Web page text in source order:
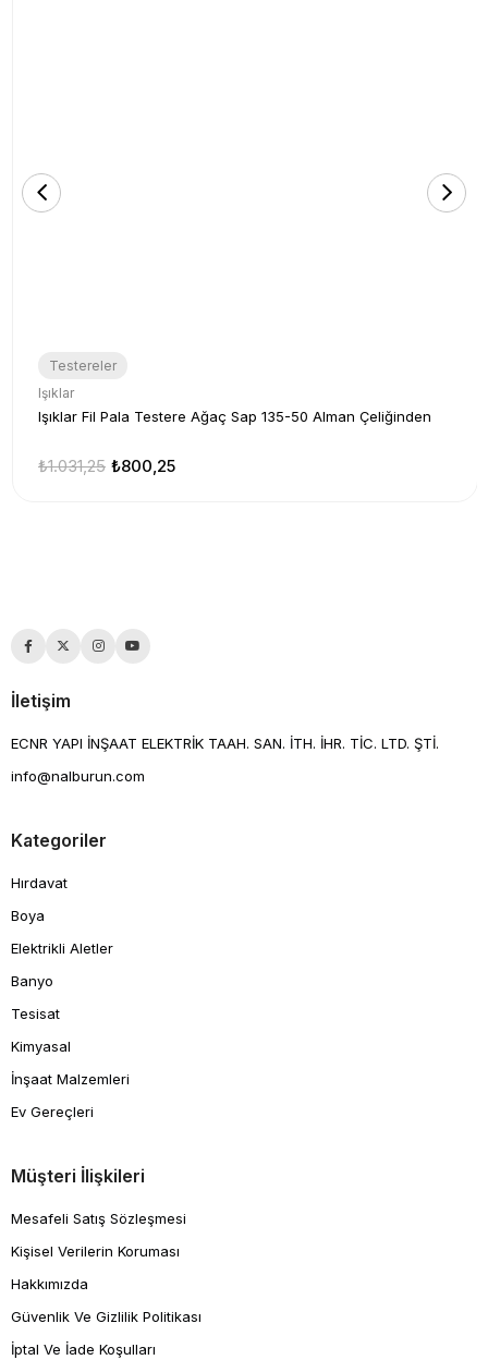
Testereler
Işıklar
Işıklar Fil Pala Testere Ağaç Sap 135-50 Alman Çeliğinden
₺800,25
₺1.031,25
İletişim
ECNR YAPI İNŞAAT ELEKTRİK TAAH. SAN. İTH. İHR. TİC. LTD. ŞTİ.
info@nalburun.com
Kategoriler
Hırdavat
Boya
Elektrikli Aletler
Banyo
Tesisat
Kimyasal
İnşaat Malzemleri
Ev Gereçleri
Müşteri İlişkileri
Mesafeli Satış Sözleşmesi
Kişisel Verilerin Koruması
Hakkımızda
Güvenlik Ve Gizlilik Politikası
İptal Ve İade Koşulları